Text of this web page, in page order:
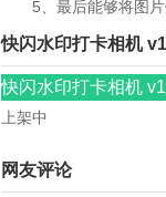
5、最后能够将图片
快闪水印打卡相机
快闪水印打卡相机
上架中
网友评论